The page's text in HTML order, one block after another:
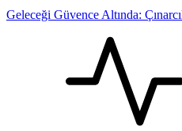
Geleceği Güvence Altında: